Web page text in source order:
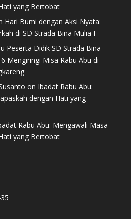
yang Bertobat
Hari Bumi dengan Aksi Nyata:
di SD Strada Bina Mulia I
Peserta Didik SD Strada Bina
Mengiringi Misa Rabu Abu di
on Ibadat Rabu Abu:
dengan Hati yang
Rabu Abu: Mengawali Masa
yang Bertobat